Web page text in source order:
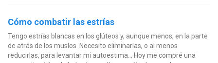
Cómo combatir las estrías
Tengo estrías blancas en los glúteos y, aunque menos, en la parte
de atrás de los muslos. Necesito eliminarlas, o al menos
reducirlas, para levantar mi autoestima... Hoy me compré una